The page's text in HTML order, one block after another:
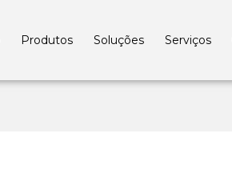
Produtos Soluções Serviços